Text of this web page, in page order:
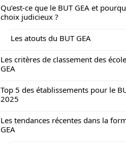
Qu’est-ce que le BUT GEA et
choix judicieux ?
Les atouts du BUT GEA
Les critères de classement des
GEA
Top 5 des établissements pour le
2025
Les tendances récentes dans la
GEA